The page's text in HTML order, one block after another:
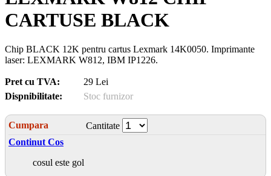
CARTUSE BLACK
Chip BLACK 12K pentru cartus Lexmark 14K0050. Imprimante
laser: LEXMARK W812, IBM IP1226.
Pret cu TVA:
29 Lei
Dispnibilitate:
Stoc furnizor
Cumpara
Cantitate
Continut Cos
cosul este gol